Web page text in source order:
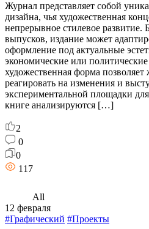
Журнал представляет собой
дизайна, чья художественная
непрерывное стилевое развитие.
выпусков, издание может
оформление под актуальные
экономические или
художественная форма
реагировать на изменения и
экспериментальной площадки
книге анализируются […]
2
0
0
117
All
12 февраля
#Графический #Проекты